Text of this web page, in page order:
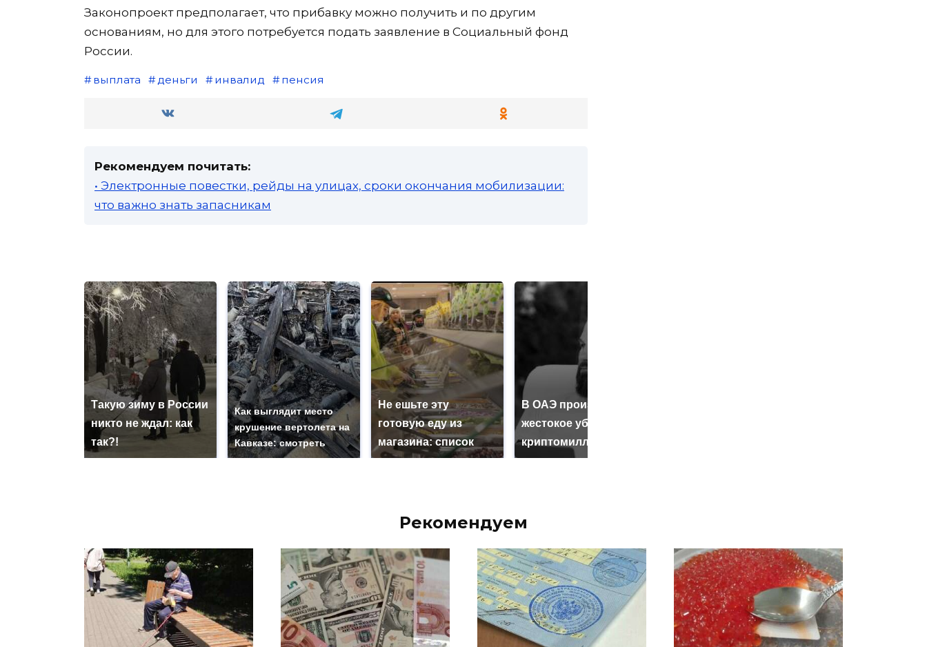
Законопроект предполагает, что прибавку можно получить и по другим
основаниям, но для этого потребуется подать заявление в Социальный фонд
России.
выплата деньги инвалид пенсия
Рекомендуем почитать:
• Электронные повестки, рейды на улицах, сроки окончания мобилизации:
что важно знать запасникам
Такую зиму в России
никто не ждал: как
так?!
Как выглядит место
крушение вертолета на
Кавказе: смотреть
Не ешьте эту
готовую еду из
магазина: список
В ОАЭ произошло
жестокое убийство
криптомиллионера
Рекомендуем